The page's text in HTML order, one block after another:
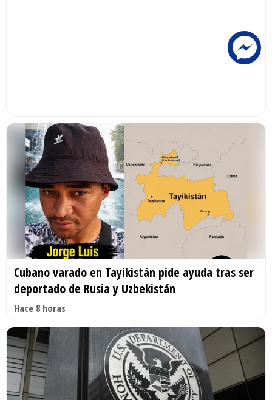
Cubano varado en Tayikistán pide ayuda tras ser
deportado de Rusia y Uzbekistán
Hace 8 horas